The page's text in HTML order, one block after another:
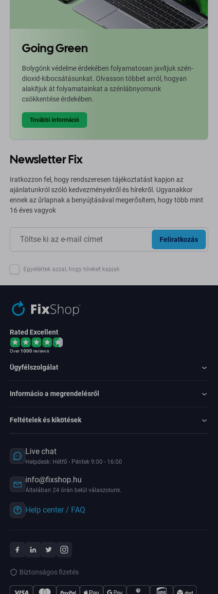
Going Green
Bolygónk védelme érdekében folyamatosan javítjuk szén-
dioxid-kibocsátásunkat. Olvasson többet arról, hogyan
alakítjuk át folyamatainkat a szénlábnyomunk
csökkentése érdekében.
További információ
Newsletter Fix
Iratkozzon fel, hogy rendszeresen tájékoztatást kapjon az
ajánlatunkról szóló kedvezményekről és hírekről. Ugyanakkor
ennek az űrlapnak a benyújtásával megerősítem, hogy több mint
16 éves vagyok
Feliratkozás
Egyetértek azzal, hogy híreket kapjak
Rated Excellent
Over1000reviews
Ügyfélszolgálat
Informácio a megrendelésről
Feltételek és kikötések
Live chat
Helpdesk: Hétfő - Péntek 9:00 - 16:00
info@fixshop.hu
Általában 24 órán belül válaszolunk.
Help center / FAQ
Biztonságos fizetés